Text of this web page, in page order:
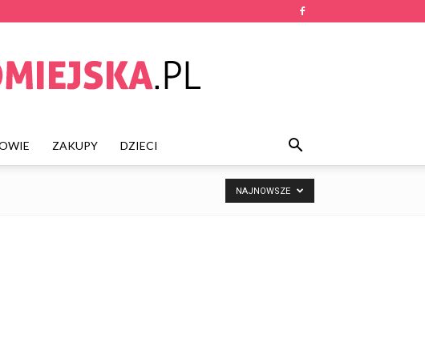
ZAKUPY DZIECI
NAJNOWSZE